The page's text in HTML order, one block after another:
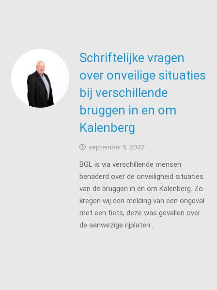
Schriftelijke vragen
over onveilige situaties
bij verschillende
bruggen in en om
Kalenberg
september 5, 2022
BGL is via verschillende mensen
benaderd over de onveiligheid situaties
van de bruggen in en om Kalenberg. Zo
kregen wij een melding van een ongeval
met een fiets, deze was gevallen over
de aanwezige rijplaten…